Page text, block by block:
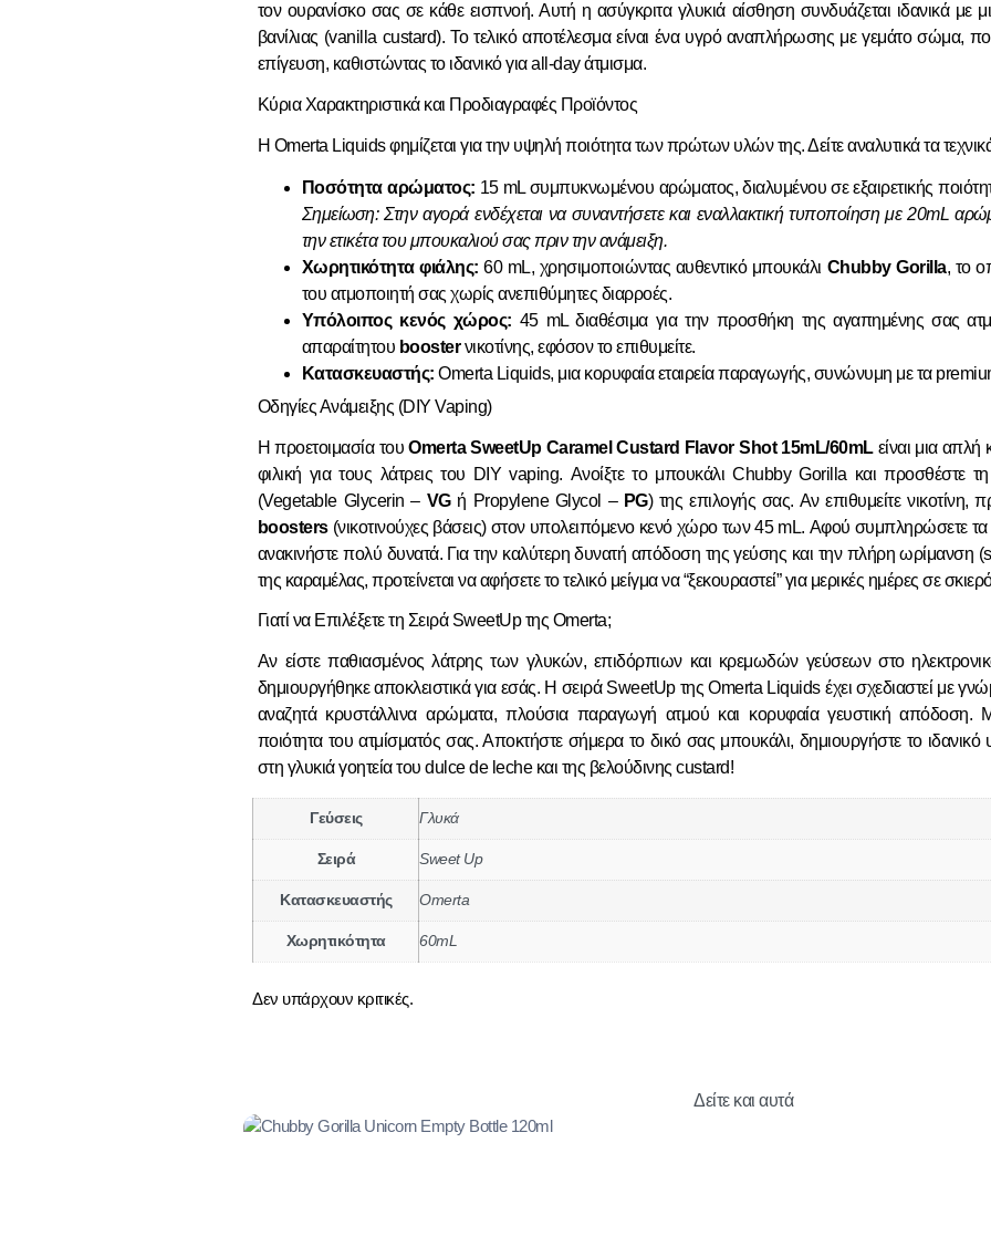
τον ουρανίσκο σας σε κάθε εισπνοή. Αυτή η ασύγκριτα γλυκιά αίσθηση συνδυάζεται ιδανικά με
βανίλιας (vanilla custard). Το τελικό αποτέλεσμα είναι ένα υγρό αναπλήρωσης με γεμάτο σώμα,
επίγευση, καθιστώντας το ιδανικό για all-day άτμισμα.
Κύρια Χαρακτηριστικά και Προδιαγραφές Προϊόντος
Η Omerta Liquids φημίζεται για την υψηλή ποιότητα των πρώτων υλών της. Δείτε αναλυτικά τα
Ποσότητα αρώματος: 15 mL συμπυκνωμένου αρώματος, διαλυμένου σε εξαιρετικής
Σημείωση: Στην αγορά ενδέχεται να συναντήσετε και εναλλακτική τυποποίηση με 20mL
την ετικέτα του μπουκαλιού σας πριν την ανάμειξη.
Χωρητικότητα φιάλης: 60 mL, χρησιμοποιώντας αυθεντικό μπουκάλι Chubby Gorilla, το
του ατμοποιητή σας χωρίς ανεπιθύμητες διαρροές.
Υπόλοιπος κενός χώρος: 45 mL διαθέσιμα για την προσθήκη της αγαπημένης σας
απαραίτητου boosterνικοτίνης, εφόσον το επιθυμείτε.
Κατασκευαστής: Omerta Liquids, μια κορυφαία εταιρεία παραγωγής, συνώνυμη με τα
Οδηγίες Ανάμειξης (DIY Vaping)
Η προετοιμασία τουOmerta SweetUp Caramel Custard Flavor Shot 15mL/60mLείναι μια απλή
φιλική για τους λάτρεις του DIY vaping. Ανοίξτε το μπουκάλι Chubby Gorilla και προσθέστε τη
(Vegetable Glycerin – VGή Propylene Glycol – PG) της επιλογής σας. Αν επιθυμείτε νικοτίνη,
boosters(νικοτινούχες βάσεις) στον υπολειπόμενο κενό χώρο των 45 mL. Αφού συμπληρώσετε τα
ανακινήστε πολύ δυνατά. Για την καλύτερη δυνατή απόδοση της γεύσης και την πλήρη ωρίμανση
της καραμέλας, προτείνεται να αφήσετε το τελικό μείγμα να “ξεκουραστεί” για μερικές ημέρες σε
Γιατί να Επιλέξετε τη Σειρά SweetUp της Omerta;
Αν είστε παθιασμένος λάτρης των γλυκών, επιδόρπιων και κρεμωδών γεύσεων στο
δημιουργήθηκε αποκλειστικά για εσάς. Η σειρά SweetUp της Omerta Liquids έχει σχεδιαστεί με
αναζητά κρυστάλλινα αρώματα, πλούσια παραγωγή ατμού και κορυφαία γευστική απόδοση.
ποιότητα του ατμίσματός σας. Αποκτήστε σήμερα το δικό σας μπουκάλι, δημιουργήστε το
στη γλυκιά γοητεία του dulce de leche και της βελούδινης custard!
Γεύσεις Γλυκά
Σειρά Sweet Up
Κατασκευαστής Omerta
Χωρητικότητα 60mL
Δεν υπάρχουν κριτικές.
Δείτε και αυτά